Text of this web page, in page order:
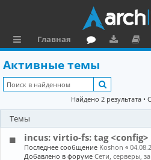
ы
л
к
и
Главная
ру
м
ру
зк
и
е
н
та
Активные темы
Найдено 2 результата •
Темы
incus: virtio-fs: tag
Последнее сообщение Koshon «
Добавлено в форумеСети, серверы,